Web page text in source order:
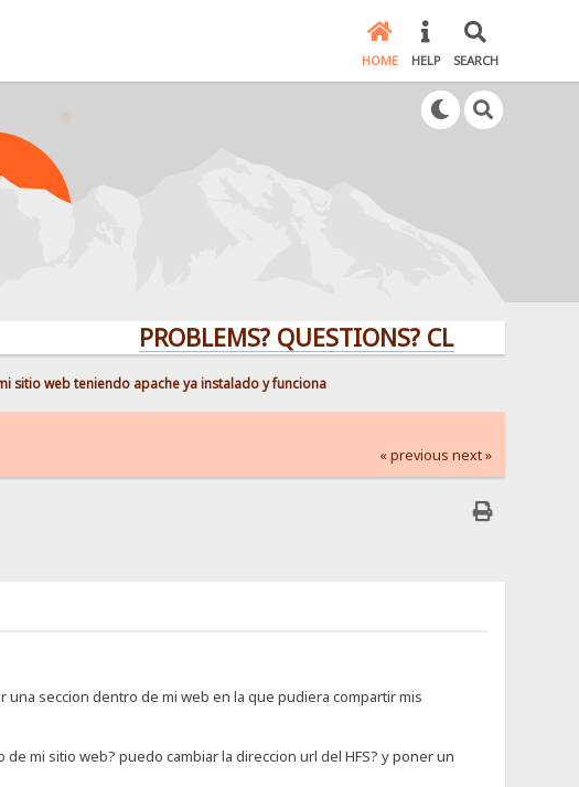
HOME HELP SEARCH
PROBLEMS? QUESTIONS? CLICK HERE!
sitio web teniendo apache ya instalado y funciona
« previous next »
seccion dentro de mi web en la que pudiera compartir mis
mi sitio web? puedo cambiar la direccion url del HFS? y poner un